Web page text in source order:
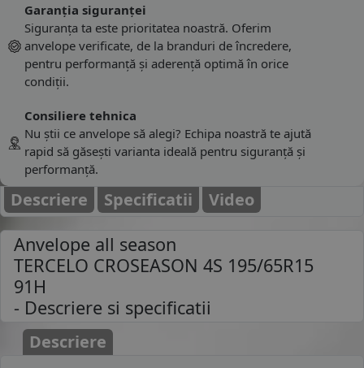
Garanția siguranței
Siguranța ta este prioritatea noastră. Oferim
anvelope verificate, de la branduri de încredere,
pentru performanță și aderență optimă în orice
condiții.
Consiliere tehnica
Nu știi ce anvelope să alegi? Echipa noastră te ajută
rapid să găsești varianta ideală pentru siguranță și
performanță.
Descriere Specificatii Video
Anvelope all season
TERCELO CROSEASON 4S 195/65R15
91H
- Descriere si specificatii
Descriere